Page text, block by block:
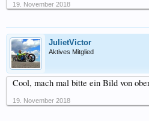
19. November 2018
JulietVictor
Aktives Mitglied
Cool, mach mal bitte ein Bild von
19. November 2018